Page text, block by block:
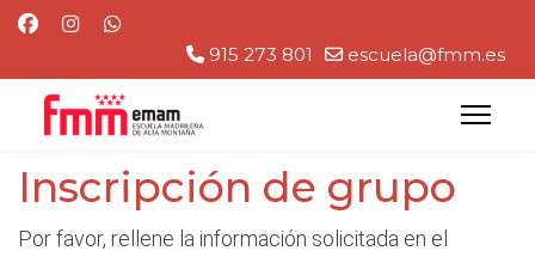
915 273 801 escuela@fmm.es
Inscripción de grupo
Por favor, rellene la información solicitada en el